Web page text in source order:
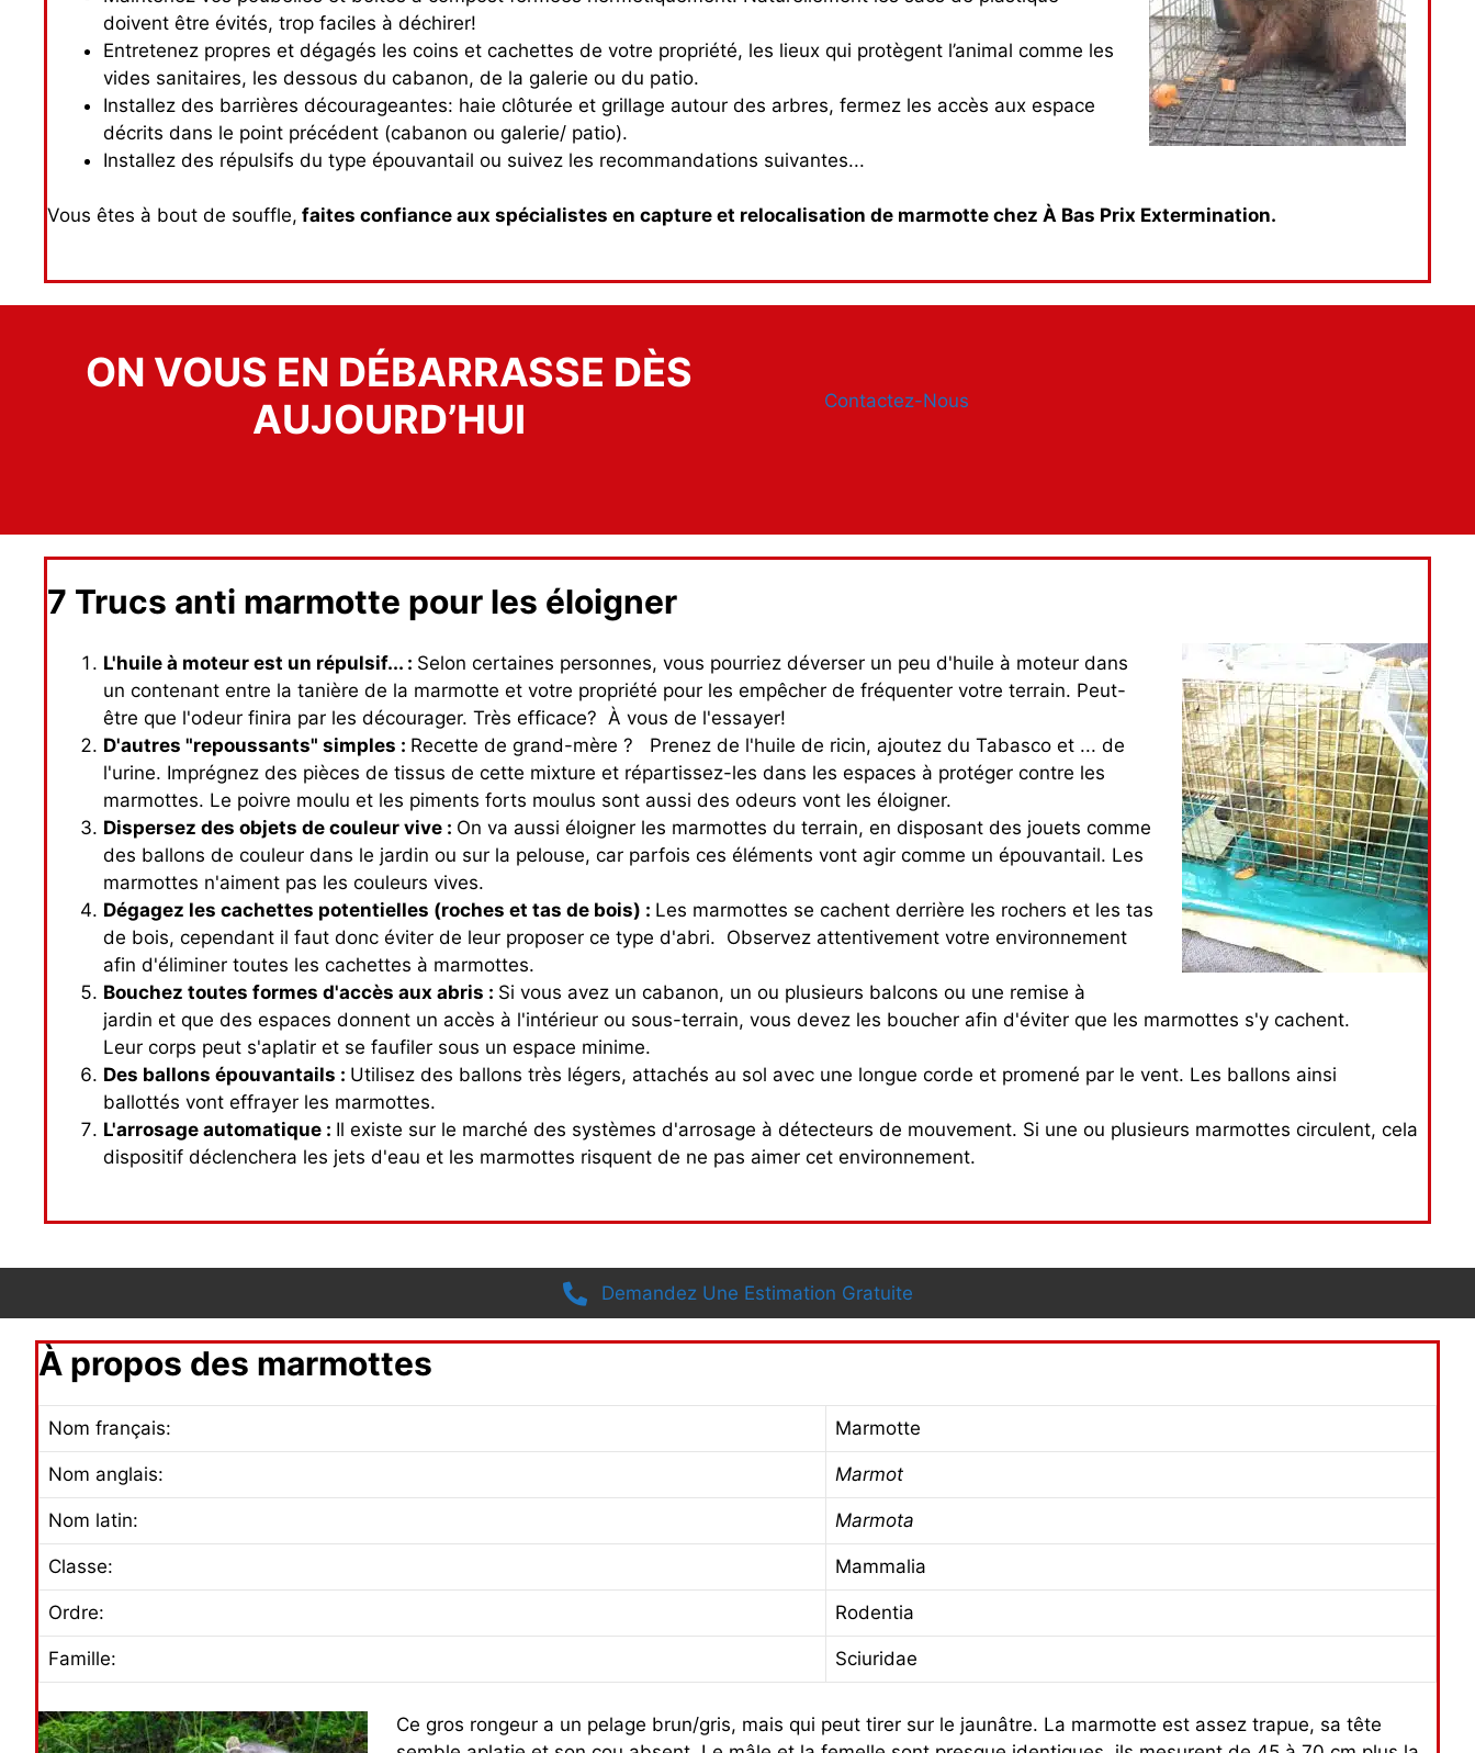
doivent être évités, trop faciles à déchirer!
Entretenez propres et dégagés les coins et cachettes de votre propriété, les lieux qui protègent l’animal comme les
vides sanitaires, les dessous du cabanon, de la galerie ou du patio.
Installez des barrières décourageantes: haie clôturée et grillage autour des arbres, fermez les accès aux espace
décrits dans le point précédent (cabanon ou galerie/ patio).
Installez des répulsifs du type épouvantail ou suivez les recommandations suivantes...
Vous êtes à bout de souffle, faites confiance aux spécialistes en capture et relocalisation de marmotte chez À Bas Prix Extermination.
ON VOUS EN DÉBARRASSE DÈS
AUJOURD’HUI
Contactez-Nous
7 Trucs anti marmotte pour les éloigner
L'huile à moteur est un répulsif... : Selon certaines personnes, vous pourriez déverser un peu d'huile à moteur dans
un contenant entre la tanière de la marmotte et votre propriété pour les empêcher de fréquenter votre terrain. Peut-
être que l'odeur finira par les décourager. Très efficace? À vous de l'essayer!
D'autres "repoussants" simples : Recette de grand-mère ? Prenez de l'huile de ricin, ajoutez du Tabasco et ... de
l'urine. Imprégnez des pièces de tissus de cette mixture et répartissez-les dans les espaces à protéger contre les
marmottes. Le poivre moulu et les piments forts moulus sont aussi des odeurs vont les éloigner.
Dispersez des objets de couleur vive : On va aussi éloigner les marmottes du terrain, en disposant des jouets comme
des ballons de couleur dans le jardin ou sur la pelouse, car parfois ces éléments vont agir comme un épouvantail. Les
marmottes n'aiment pas les couleurs vives.
Dégagez les cachettes potentielles (roches et tas de bois) : Les marmottes se cachent derrière les rochers et les tas
de bois, cependant il faut donc éviter de leur proposer ce type d'abri. Observez attentivement votre environnement
afin d'éliminer toutes les cachettes à marmottes.
Bouchez toutes formes d'accès aux abris : Si vous avez un cabanon, un ou plusieurs balcons ou une remise à
jardin et que des espaces donnent un accès à l'intérieur ou sous-terrain, vous devez les boucher afin d'éviter que les marmottes s'y cachent.
Leur corps peut s'aplatir et se faufiler sous un espace minime.
Des ballons épouvantails : Utilisez des ballons très légers, attachés au sol avec une longue corde et promené par le vent. Les ballons ainsi
ballottés vont effrayer les marmottes.
L'arrosage automatique : Il existe sur le marché des systèmes d'arrosage à détecteurs de mouvement. Si une ou plusieurs marmottes circulent, cela
dispositif déclenchera les jets d'eau et les marmottes risquent de ne pas aimer cet environnement.
Demandez Une Estimation Gratuite
À propos des marmottes
Nom français: Marmotte
Nom anglais: Marmot
Nom latin: Marmota
Classe: Mammalia
Ordre: Rodentia
Famille: Sciuridae
Ce gros rongeur a un pelage brun/gris, mais qui peut tirer sur le jaunâtre. La marmotte est assez trapue, sa tête